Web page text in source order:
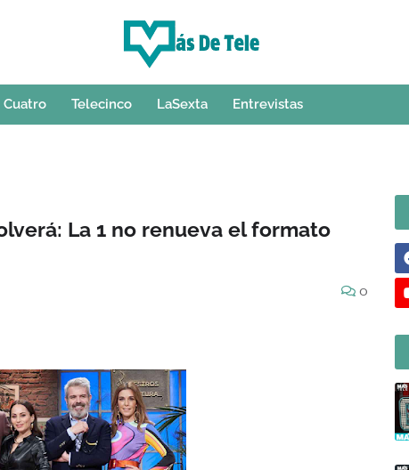
Cuatro Telecinco LaSexta Entrevistas
La 1 no renueva el formato
0